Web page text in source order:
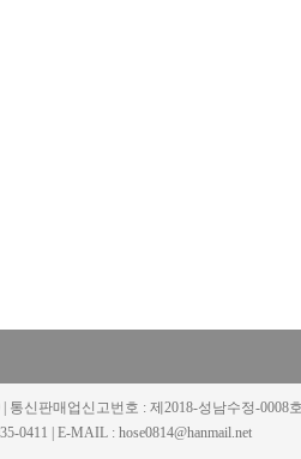
신판매업신고번호 : 제2018-성남수정-0008
0411 | E-MAIL : hose0814@hanmail.net